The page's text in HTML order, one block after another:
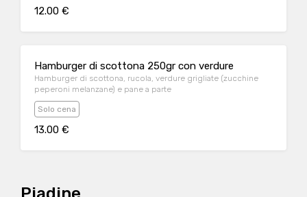
12.00 €
Hamburger di scottona 250gr con verdure
Hamburger di scottona, rucola, verdure grigliate (zucchine
peperoni melanzane) e pane a parte
Solo cena
13.00 €